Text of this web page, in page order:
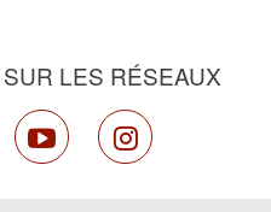
LES RÉSEAUX
youtubeinstagram